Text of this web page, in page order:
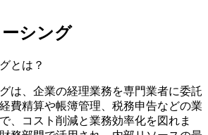
シング
とは？
は、企業の経理業務を専門業者に委託
費精算や帳簿管理、税務申告などの業
、コスト削減と業務効率化を図れま